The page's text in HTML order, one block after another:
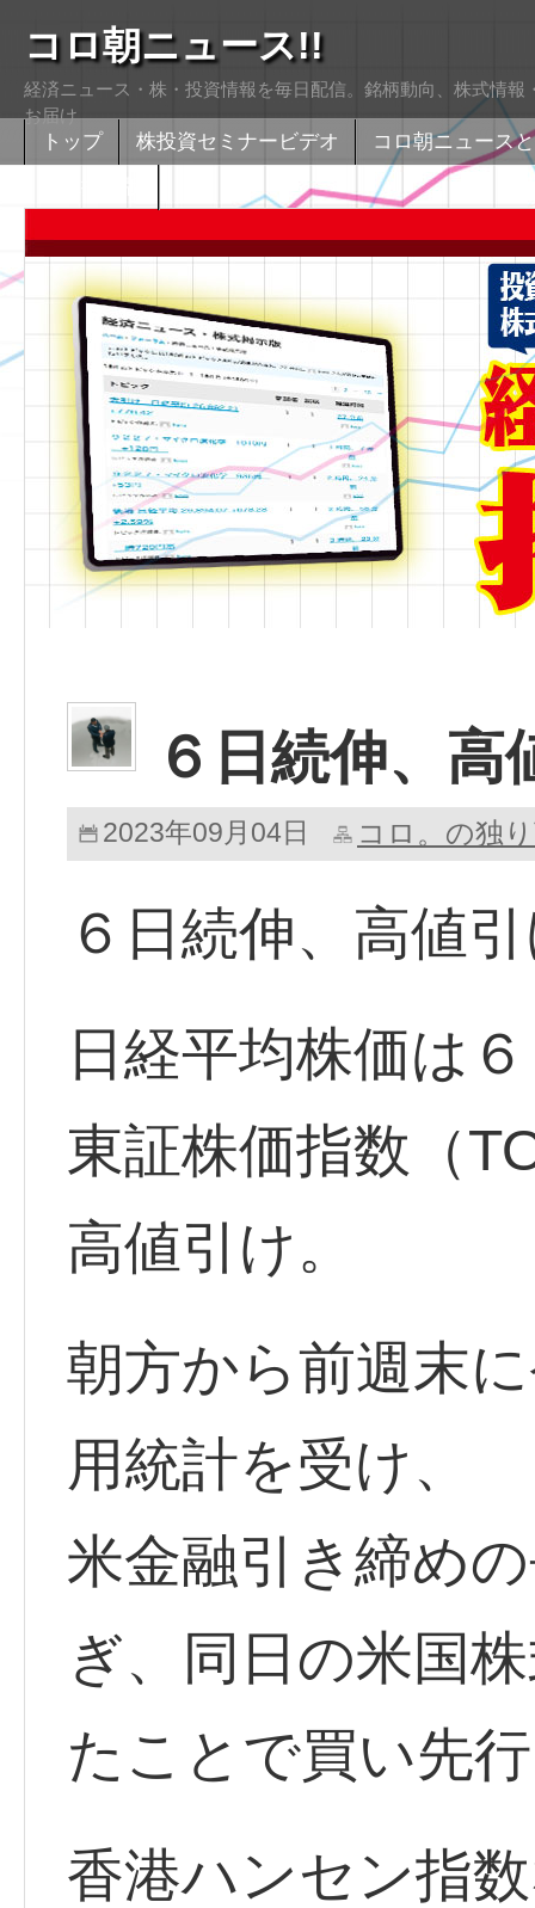
コロ朝ニュース!!
経済ニュース・株・投資情報を毎日配信。銘柄動向、株式情
お届け
トップ 株投資セミナービデオ
コロ朝ニュース
６日続伸、高
2023年09月04日 コロ。の独
６日続伸、高値
日経平均株価は
東証株価指数（
高値引け。
朝方から前週末
用統計を受け、
米金融引き締め
ぎ、同日の米国
たことで買い先
香港ハンセン指